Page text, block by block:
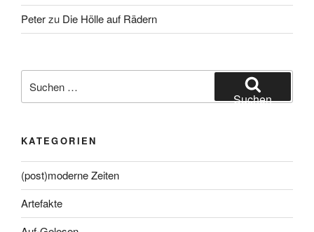
Peterzu Die Hölle auf Rädern
nach:
Suchen
KATEGORIEN
(post)moderne Zeiten
Artefakte